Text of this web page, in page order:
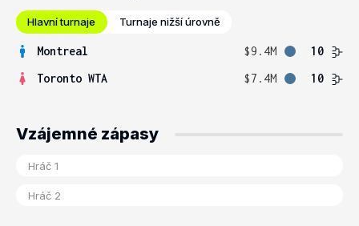
Hlavní turnaje Turnaje nižší úrovně
Montreal $9.4M
10
Toronto WTA
$7.4M 10
Vzájemné zápasy